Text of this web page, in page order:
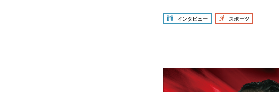
インタビュー スポーツ